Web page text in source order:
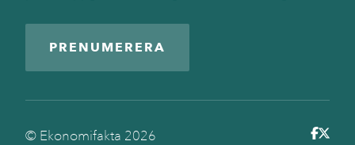
PRENUMERERA
© Ekonomifakta 2026